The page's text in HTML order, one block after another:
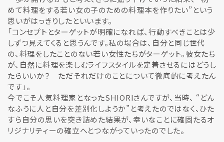
めて料理をする若い女の子のための料理本を作りたい”という
思いがはっきりしたといいます。
「コンセプトとターゲットが明確になれば、行動すべきことは少
しずつ見えてくると思うんです。私の場合は、自分と同じ世代
の、料理をしたことのない若い女性たちがターゲット。彼女たち
が、自然に料理を楽しむライフスタイルを定着させるにはどうし
たらいいか？ ただそれだけのことについて徹底的に考えたん
です」。
今でこそ人気料理家となったSHIORIさんですが、当時、 “どん
なふうに人と自分を差別化しようか”と考えたのではなく、ひた
すら自分の思いを突き詰めた結果が、幸いなことに確固たるオ
リジナリティーの確立へとつながっていったのでした。